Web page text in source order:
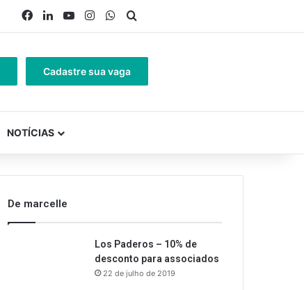
Facebook
LinkedinYouTubeInstagramWhatsApp
Cadastre sua vaga
NOTÍCIAS
De marcelle
Los Paderos – 10% de
desconto para associados
22 de julho de 2019